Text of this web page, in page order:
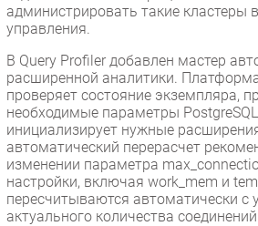
администрировать такие кластеры
управления.
В Query Profiler добавлен мастер
расширенной аналитики.
проверяет состояние экземпляра,
необходимые параметры
инициализирует нужные
автоматический перерасчет
изменении параметра
настройки, включая work_mem и
пересчитываются автоматически с
актуального количества соединений.